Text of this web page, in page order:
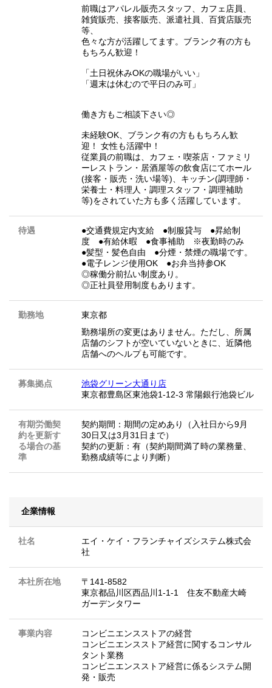
前職はアパレル販売スタッフ、カフェ店員、
雑貨販売、接客販売、派遣社員、百貨店販売
等、
色々な方が活躍してます。ブランク有の方も
もちろん歓迎！
「土日祝休みOKの職場がいい」
「週末は休むので平日のみ可」
働き方もご相談下さい◎
未経験OK、ブランク有の方ももちろん歓
迎！ 女性も活躍中！
従業員の前職は、カフェ・喫茶店・ファミリ
ーレストラン・居酒屋等の飲食店にてホール
(接客・販売・洗い場等)、キッチン(調理師・
栄養士・料理人・調理スタッフ・調理補助
等)をされていた方も多く活躍しています。
待遇
●交通費規定内支給 ●制服貸与 ●昇給制
度 ●有給休暇 ●食事補助 ※夜勤時のみ
●髪型・髪色自由 ●分煙・禁煙の職場です。
●電子レンジ使用OK ●お弁当持参OK
◎稼働分前払い制度あり。
◎正社員登用制度もあります。
勤務地
東京都
勤務場所の変更はありません。ただし、所属
店舗のシフトが空いていないときに、近隣他
店舗へのヘルプも可能です。
募集拠点
池袋グリーン大通り店
東京都豊島区東池袋1-12-3 常陽銀行池袋ビル
有期労働契
約を更新す
る場合の基
準
契約期間：期間の定めあり（入社日から9月
30日又は3月31日まで）
契約の更新：有（契約期間満了時の業務量、
勤務成績等により判断）
企業情報
社名
エイ・ケイ・フランチャイズシステム株式会
社
本社所在地
〒141-8582
東京都品川区西品川1-1-1 住友不動産大崎
ガーデンタワー
事業内容
コンビニエンスストアの経営
コンビニエンスストア経営に関するコンサル
タント業務
コンビニエンスストア経営に係るシステム開
発・販売